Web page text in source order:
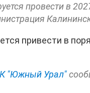
провести в
привести в
"Южный Урал"